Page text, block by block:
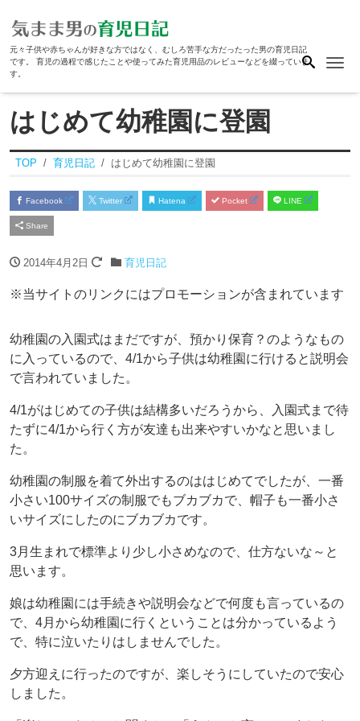
元々子供や赤ちゃんが好きな方ではなく、むしろ苦手な方だったった男の育児日記
です。 育児の過程で感じたことや使ってみた育児用品のレビューなどを綴っていま
す。
はじめて幼稚園に登園
TOP 育児日記 はじめて幼稚園に登園
Facebook Twitter Hatena Pocket LINE
Share
2014年4月2日 育児日記
※当サイトのリンクにはプロモーションが含まれています
幼稚園の入園式はまだですが、預かり保育？のようなもの
に入っているので、4/1から子供は幼稚園に行けると説明会
で言われていました。
4/1がはじめての子供は結構多いだろうから、入園式まで待
たずに4/1から行く方が友達も出来やすいかなと思いまし
た。
幼稚園の制服を着て外出するのははじめてでしたが、一番
小さい100サイズの制服でもブカブカで、帽子も一番小さ
いサイズにしたのにブカブカです。
3月生まれで標準より少し小さめなので、仕方ないな～と
思います。
娘は幼稚園には手続きや説明会などで何度も言っているの
で、4月から幼稚園に行くということは分かっているよう
で、特に泣いたりはしませんでした。
夕方迎えに行ったのですが、楽しそうにしていたので安心
しました。